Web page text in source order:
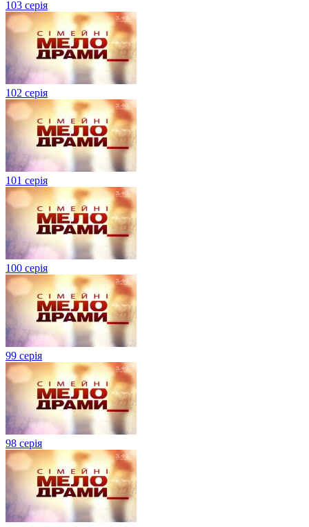
103 серія
102 серія
101 серія
100 серія
99 серія
98 серія